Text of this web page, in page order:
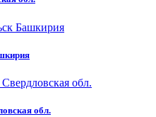
обл.